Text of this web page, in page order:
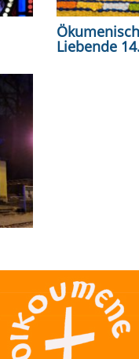
Liebende